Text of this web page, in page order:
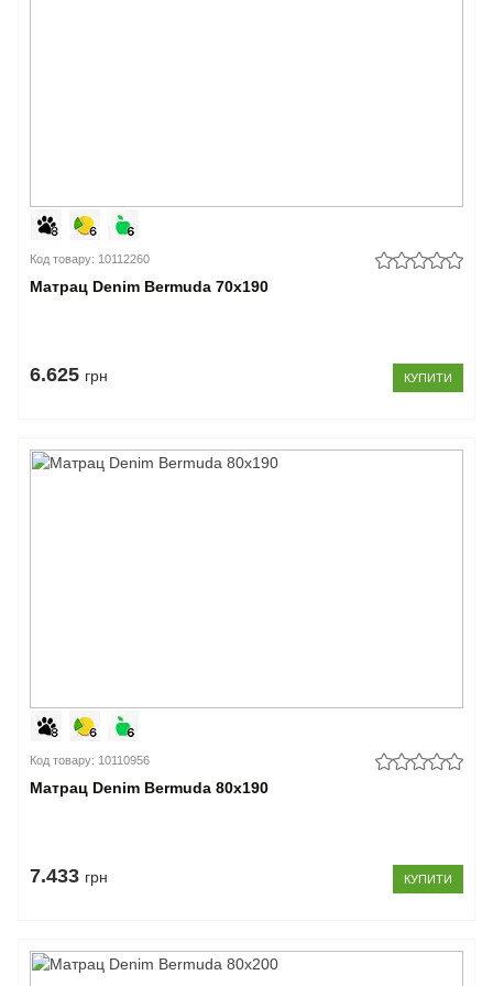
Код товару: 10112260
Матрац Denim Bermuda 70x190
6.625 грн КУПИТИ
Код товару: 10110956
Матрац Denim Bermuda 80x190
7.433 грн КУПИТИ